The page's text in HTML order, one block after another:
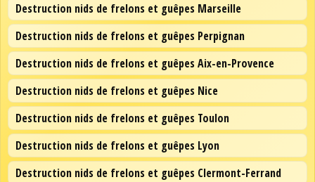
Destruction nids de frelons et guêpes Marseille
Destruction nids de frelons et guêpes Perpignan
Destruction nids de frelons et guêpes Aix-en-Provence
Destruction nids de frelons et guêpes Nice
Destruction nids de frelons et guêpes Toulon
Destruction nids de frelons et guêpes Lyon
Destruction nids de frelons et guêpes Clermont-Ferrand